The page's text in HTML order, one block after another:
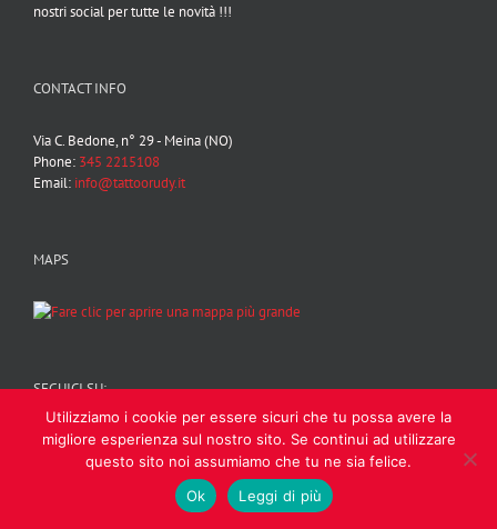
nostri social per tutte le novità !!!
CONTACT INFO
Via C. Bedone, n° 29 - Meina (NO)
Phone: 345 2215108
Email: info@tattoorudy.it
MAPS
SEGUICI SU:
InstagramFacebookYouTube
Utilizziamo i cookie per essere sicuri che tu possa avere la
migliore esperienza sul nostro sito. Se continui ad utilizzare
questo sito noi assumiamo che tu ne sia felice.
Ok
Leggi di più